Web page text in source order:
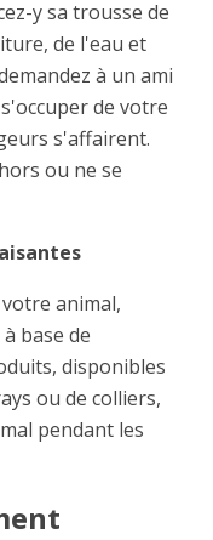
y sa trousse de
de l'eau et
à un ami
de votre
s'affairent.
ou ne se
animal,
base de
disponibles
ou de colliers,
pendant les